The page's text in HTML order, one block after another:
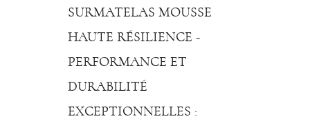
SURMATELAS MOUSSE
HAUTE RÉSILIENCE -
PERFORMANCE ET
DURABILITÉ
EXCEPTIONNELLES :